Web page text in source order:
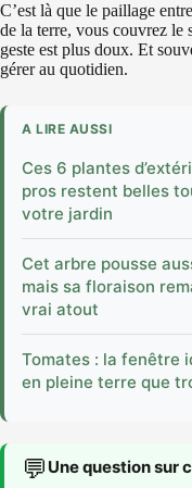
C’est là que le paillage
de la terre, vous couvrez le
geste est plus doux. Et
gérer au quotidien.
A LIRE AUSSI
Ces 6 plantes
pros restent belles
votre jardin
Cet arbre pousse
mais sa floraison
vrai atout
Tomates : la fenêtre
en pleine terre que
💬 Une question sur